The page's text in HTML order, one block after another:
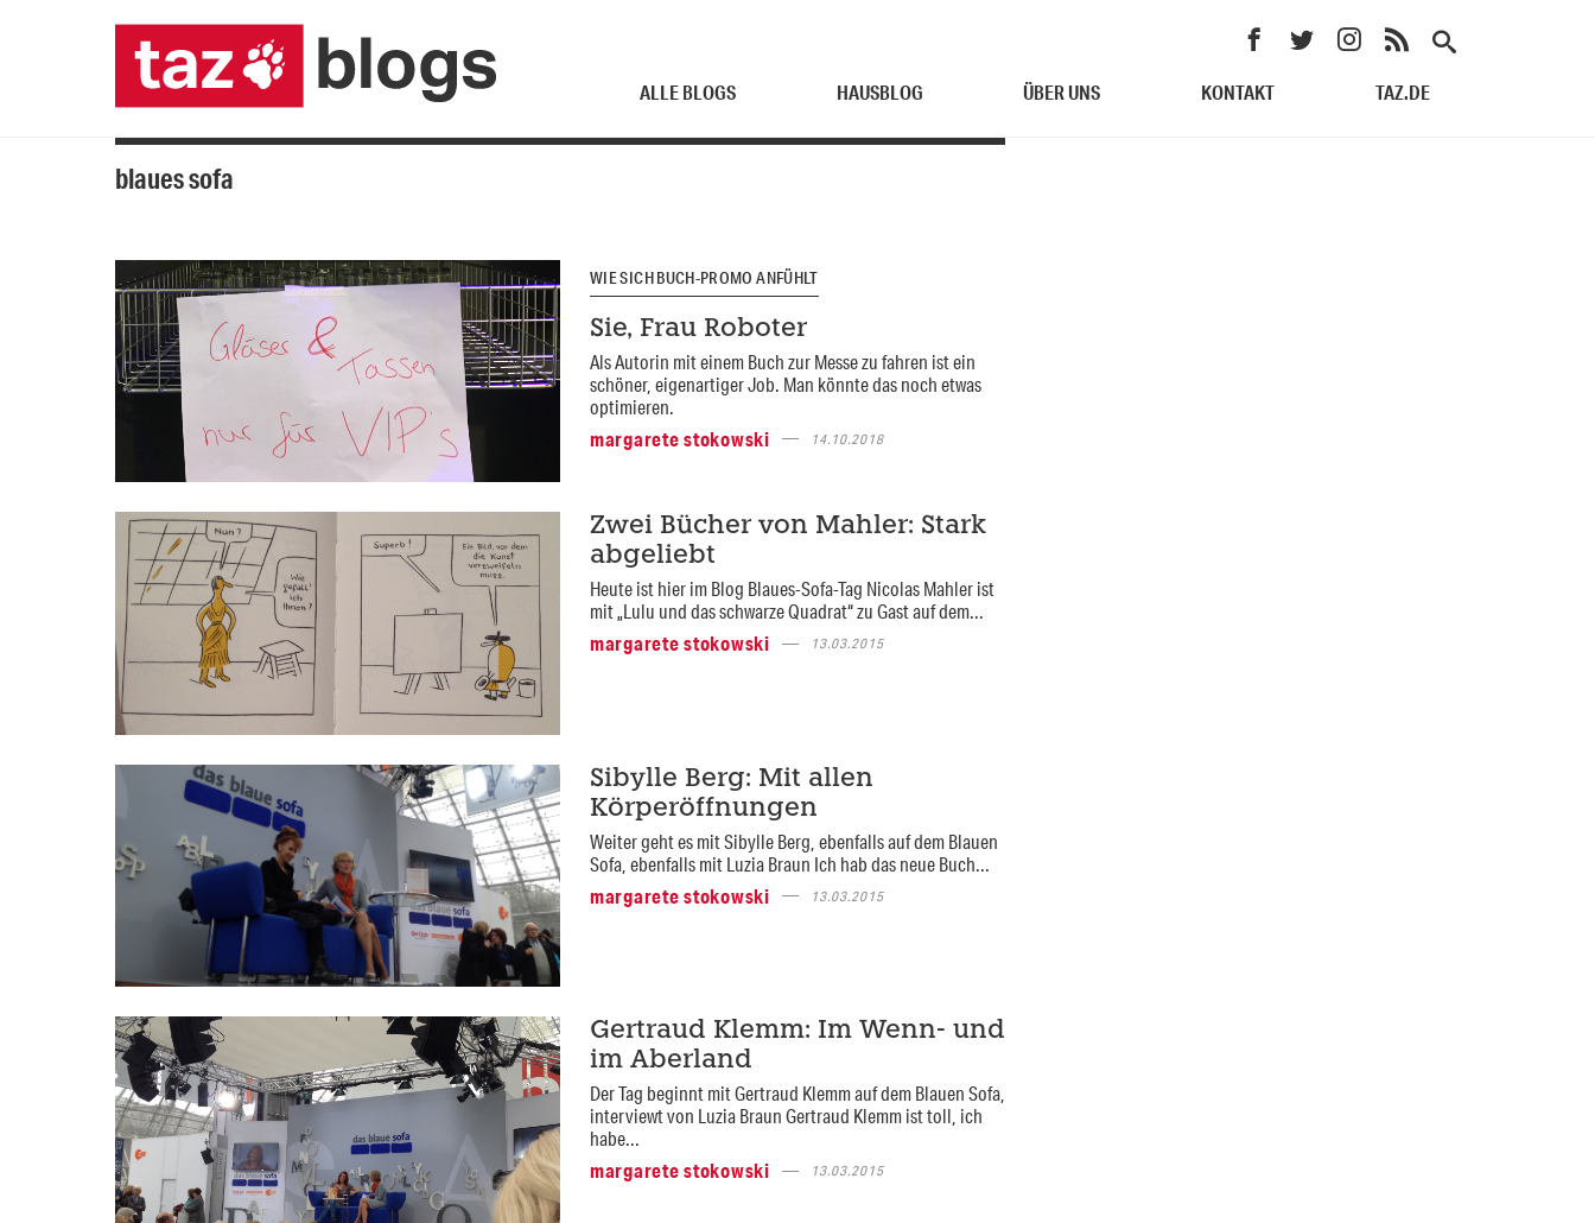
ALLE BLOGS HAUSBLOG ÜBER UNS KONTAKT TAZ.DE
blaues sofa
WIE SICH BUCH-PROMO ANFÜHLT
Sie, Frau Roboter
Als Autorin mit einem Buch zur Messe zu fahren ist ein
schöner, eigenartiger Job. Man könnte das noch etwas
optimieren.
margarete stokowski
14.10.2018
Zwei Bücher von Mahler: Stark
abgeliebt
Heute ist hier im Blog Blaues-Sofa-Tag Nicolas Mahler ist
mit „Lulu und das schwarze Quadrat“ zu Gast auf dem...
margarete stokowski
13.03.2015
Sibylle Berg: Mit allen
Körperöffnungen
Weiter geht es mit Sibylle Berg, ebenfalls auf dem Blauen
Sofa, ebenfalls mit Luzia Braun Ich hab das neue Buch...
margarete stokowski
13.03.2015
Gertraud Klemm: Im Wenn- und
im Aberland
Der Tag beginnt mit Gertraud Klemm auf dem Blauen Sofa,
interviewt von Luzia Braun Gertraud Klemm ist toll, ich
habe...
margarete stokowski
13.03.2015